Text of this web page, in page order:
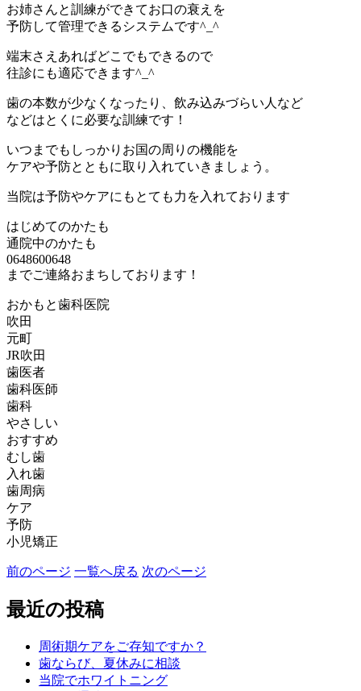
お姉さんと訓練ができてお口の衰えを
予防して管理できるシステムです^_^
端末さえあればどこでもできるので
往診にも適応できます^_^
歯の本数が少なくなったり、飲み込みづらい人など
などはとくに必要な訓練です！
いつまでもしっかりお国の周りの機能を
ケアや予防とともに取り入れていきましょう。
当院は予防やケアにもとても力を入れております
はじめてのかたも
通院中のかたも
0648600648
までご連絡おまちしております！
おかもと歯科医院
吹田
元町
JR吹田
歯医者
歯科医師
歯科
やさしい
おすすめ
むし歯
入れ歯
歯周病
ケア
予防
小児矯正
前のページ 一覧へ戻る 次のページ
最近の投稿
周術期ケアをご存知ですか？
歯ならび、夏休みに相談
当院でホワイトニング